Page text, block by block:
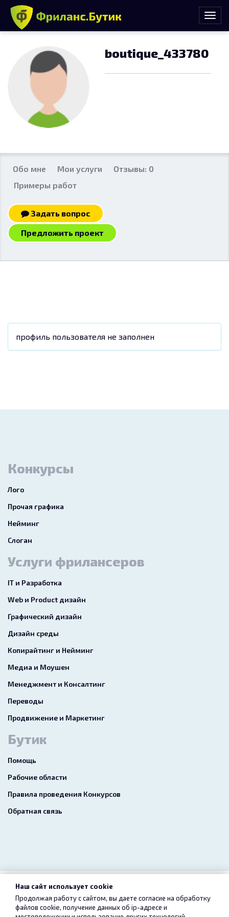
boutique_433780
Обо мне Мои услуги
Отзывы: 0
Примеры работ
Задать вопрос
Предложить проект
профиль пользователя не заполнен
Конкурсы
Лого
Прочая графика
Нейминг
Слоган
Услуги фрилансеров
IT и Разработка
Web и Product дизайн
Графический дизайн
Дизайн среды
Копирайтинг и Нейминг
Медиа и Моушен
Менеджмент и Консалтинг
Переводы
Продвижение и Маркетинг
Бутик
Помощь
Рабочие области
Правила проведения Конкурсов
Обратная связь
2026 freelance.boutique
Пользовательское соглашение Конфиденциальность
Наш сайт использует cookie
Продолжая работу с сайтом, вы даете согласие на обработку
файлов cookie, получение данных об ip-адресе и